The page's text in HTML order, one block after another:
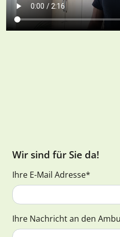
Wir sind für Sie da!
Ihre E-Mail Adresse*
Ihre Nachricht an den